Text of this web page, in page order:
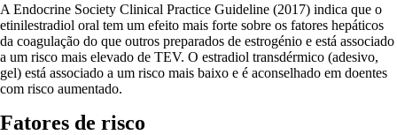
A Endocrine Society Clinical Practice Guideline (2017) indica que o
etinilestradiol oral tem um efeito mais forte sobre os fatores hepáticos
da coagulação do que outros preparados de estrogénio e está associado
a um risco mais elevado de TEV. O estradiol transdérmico (adesivo,
gel) está associado a um risco mais baixo e é aconselhado em doentes
com risco aumentado.
Fatores de risco